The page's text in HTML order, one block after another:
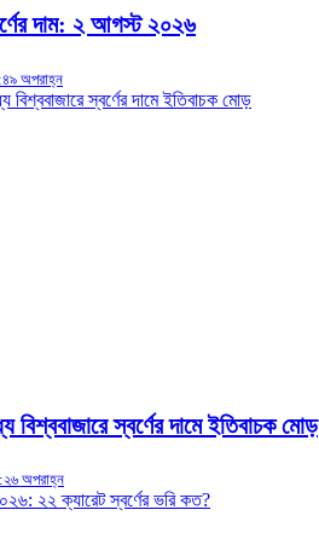
দাম: ২ আগস্ট ২০২৬
অপরাহ্ন
বিশ্ববাজারে স্বর্ণের দামে ইতিবাচক মোড়
অপরাহ্ন